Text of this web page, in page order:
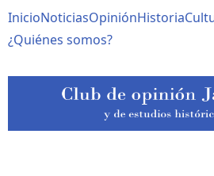
al
contenido
Navegación
principal
InicioNoticiasOpiniónHistoria
¿Quiénes somos?